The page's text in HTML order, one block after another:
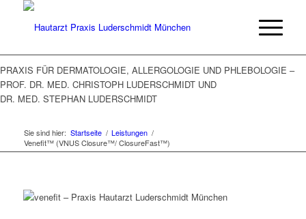
PRAXIS FÜR DERMATOLOGIE, ALLERGOLOGIE UND PHLEBOLOGIE –
PROF. DR. MED. CHRISTOPH LUDERSCHMIDT UND
DR. MED. STEPHAN LUDERSCHMIDT
Sie sind hier: Startseite / Leistungen /
Venefit™ (VNUS Closure™/ ClosureFast™)